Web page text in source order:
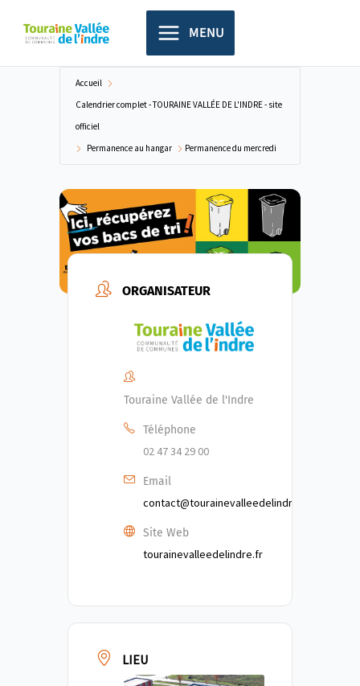
principal
MENU
Accueil
Calendrier complet - TOURAINE VALLÉE DE L'INDRE - site
officiel
Permanence au hangar
Permanence du mercredi
ORGANISATEUR
Touraine Vallée de l'Indre
Téléphone
02 47 34 29 00
Email
contact@tourainevalleedelindre.fr
Site Web
tourainevalleedelindre.fr
LIEU